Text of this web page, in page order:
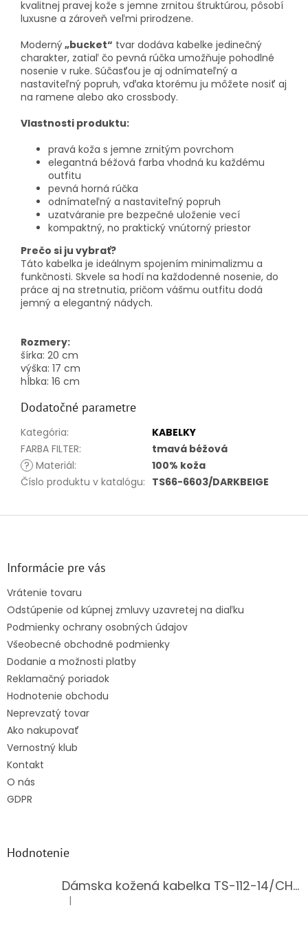
kvalitnej pravej kože s jemne zrnitou štruktúrou, pôsobí
luxusne a zároveň veľmi prirodzene.
Moderný„bucket“ tvar dodáva kabelke jedinečný
charakter, zatiaľ čo pevná rúčka umožňuje pohodlné
nosenie v ruke. Súčasťou je aj odnímateľný a
nastaviteľný popruh, vďaka ktorému ju môžete nosiť aj
na ramene alebo ako crossbody.
Vlastnosti produktu:
pravá koža s jemne zrnitým povrchom
elegantná béžová farba vhodná ku každému
outfitu
pevná horná rúčka
odnímateľný a nastaviteľný popruh
uzatváranie pre bezpečné uloženie vecí
kompaktný, no praktický vnútorný priestor
Prečo si ju vybrať?
Táto kabelka je ideálnym spojením minimalizmu a
funkčnosti. Skvele sa hodí na každodenné nosenie, do
práce aj na stretnutia, pričom vášmu outfitu dodá
jemný a elegantný nádych.
Rozmery:
šírka: 20 cm
výška: 17 cm
hĺbka: 16 cm
Dodatočné parametre
Kategória:
KABELKY
FARBA FILTER:
tmavá béžová
? Materiál:
100% koža
Číslo produktu v katalógu: TS66-6603/DARKBEIGE
Informácie pre vás
Vrátenie tovaru
Odstúpenie od kúpnej zmluvy uzavretej na diaľku
Podmienky ochrany osobných údajov
Všeobecné obchodné podmienky
Dodanie a možnosti platby
Reklamačný poriadok
Hodnotenie obchodu
Neprevzatý tovar
Ako nakupovať
Vernostný klub
Kontakt
O nás
GDPR
Hodnotenie
Dámska kožená kabelka TS-112-14/CHOCO
Hodnotenie produktu je 5 z 5 hviezdičiek.
|